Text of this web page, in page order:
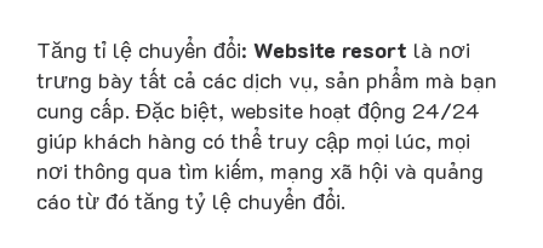
Tăng tỉ lệ chuyển đổi: Website resort là nơi
trưng bày tất cả các dịch vụ, sản phẩm mà bạn
cung cấp. Đặc biệt, website hoạt động 24/24
giúp khách hàng có thể truy cập mọi lúc, mọi
nơi thông qua tìm kiếm, mạng xã hội và quảng
cáo từ đó tăng tỷ lệ chuyển đổi.